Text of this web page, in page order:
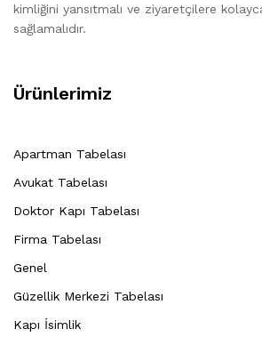
kimliğini yansıtmalı ve ziyaretçilere
sağlamalıdır.
Ürünlerimiz
Apartman Tabelası
Avukat Tabelası
Doktor Kapı Tabelası
Firma Tabelası
Genel
Güzellik Merkezi Tabelası
Kapı İsimlik